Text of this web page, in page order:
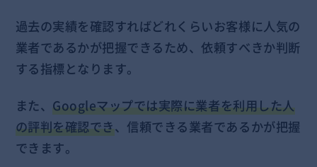
過去の実績を確認すればどれくらいお客様に人気の
業者であるかが把握できるため、依頼すべきか判断
する指標となります。
また、Googleマップでは実際に業者を利用した人
の評判を確認でき、信頼できる業者であるかが把握
できます。